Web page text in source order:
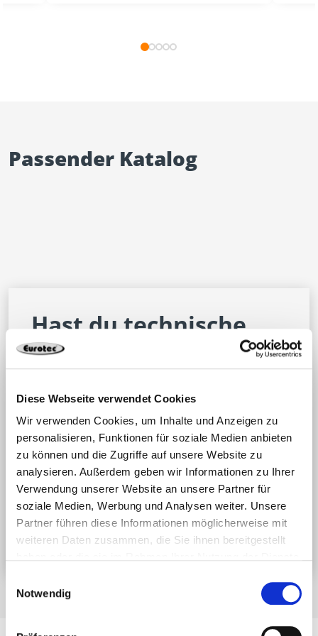
Diese Webseite verwendet Cookies
Wir verwenden Cookies, um Inhalte und Anzeigen zu
personalisieren, Funktionen für soziale Medien anbieten
zu können und die Zugriffe auf unsere Website zu
analysieren. Außerdem geben wir Informationen zu Ihrer
Verwendung unserer Website an unsere Partner für
soziale Medien, Werbung und Analysen weiter. Unsere
Partner führen diese Informationen möglicherweise mit
weiteren Daten zusammen, die Sie ihnen bereitgestellt
Notwendig
Passender Katalog
Hast du technische
Fragen?
Bauprojekt! Erstelle jetzt ein Ticket,
damit wir Dir schnell und effektiv
helfen können oder nutze die
kostenlose Berechnungssoftware zur
Planung.
Jetzt Support-Ticket einreichen